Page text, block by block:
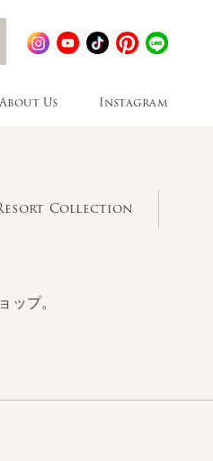
About Us Instagram
Collection
プ。